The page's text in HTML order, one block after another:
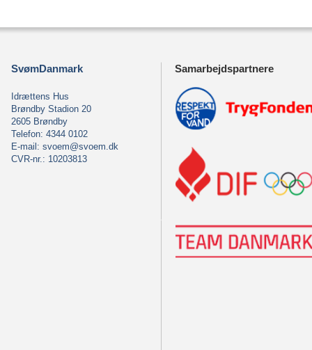
SvømDanmark
Idrættens Hus
Brøndby Stadion 20
2605 Brøndby
Telefon: 4344 0102
E-mail: svoem@svoem.dk
CVR-nr.: 10203813
Samarbejdspartnere